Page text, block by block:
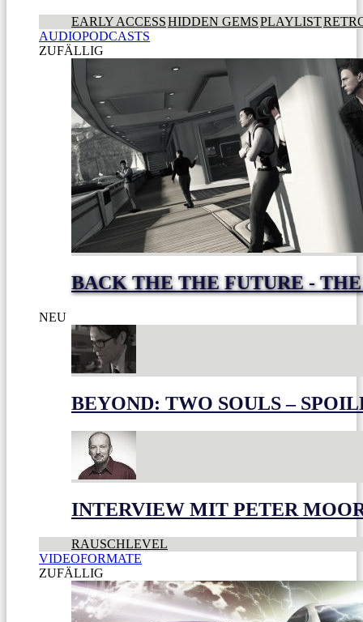
EARLY ACCESSHIDDEN GEMSPLAYLIST
AUDIOPODCASTS
ZUFÄLLIG
BACK THE THE FUTURE -
NEU
BEYOND: TWO SOULS –
INTERVIEW MIT PETER
RAUSCHLEVEL
VIDEOFORMATE
ZUFÄLLIG